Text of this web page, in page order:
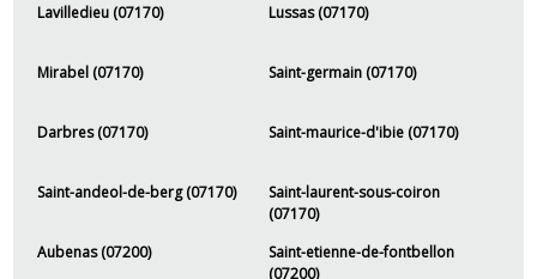
Lavilledieu (07170) Lussas (07170)
Mirabel (07170) Saint-germain (07170)
Darbres (07170) Saint-maurice-d'ibie (07170)
Saint-andeol-de-berg (07170)
Saint-laurent-sous-coiron
(07170)
Aubenas (07200)
Saint-etienne-de-fontbellon
(07200)